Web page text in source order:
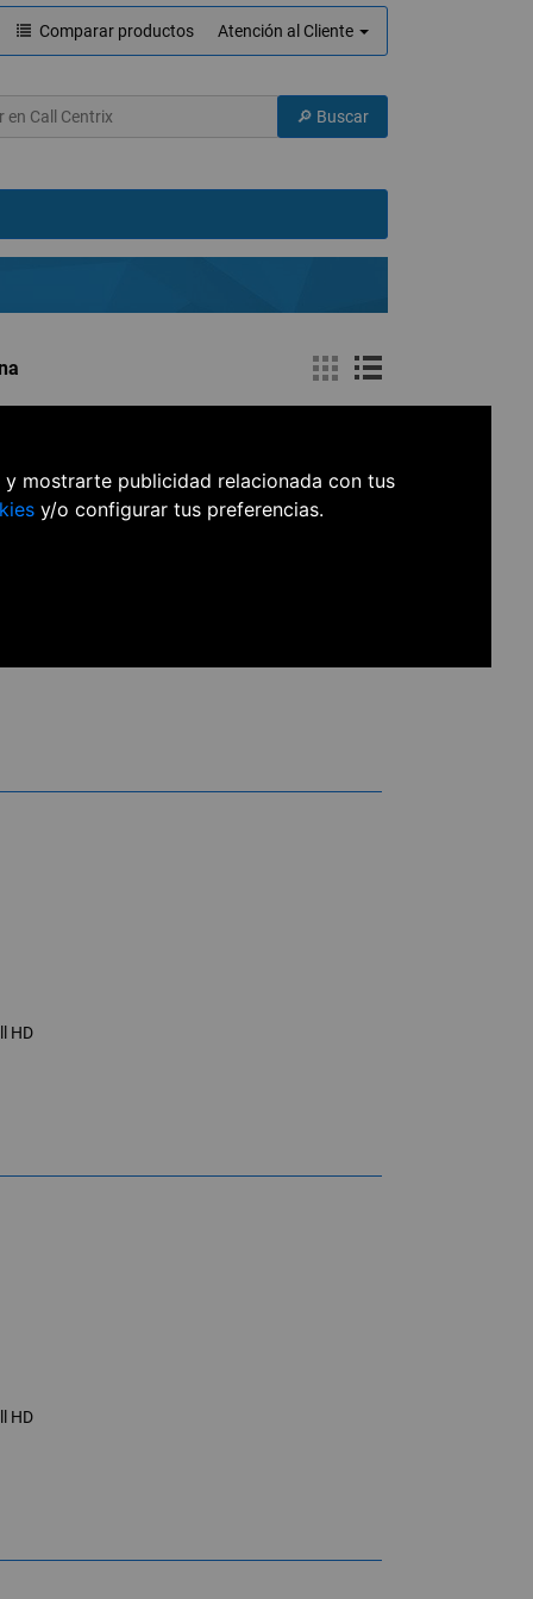
mostrarte publicidad relacionada con tus
y/o configurar tus preferencias.
Comparar productos Atención al Cliente
HD
HD